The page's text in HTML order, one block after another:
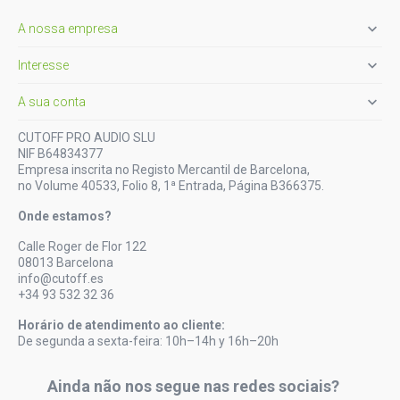
A nossa empresa 
Interesse 
A sua conta 
CUTOFF PRO AUDIO SLU
NIF B64834377
Empresa inscrita no Registo Mercantil de Barcelona,
no Volume 40533, Folio 8, 1ª Entrada, Página B366375.
Onde estamos?
Calle Roger de Flor 122
08013 Barcelona
info@cutoff.es
+34 93 532 32 36
Horário de atendimento ao cliente:
De segunda a sexta-feira: 10h–14h y 16h–20h
Ainda não nos segue nas redes sociais?